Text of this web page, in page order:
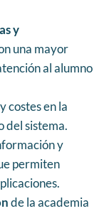
y
una mayor
al alumno
costes en la
del sistema.
y
permiten
de la academia